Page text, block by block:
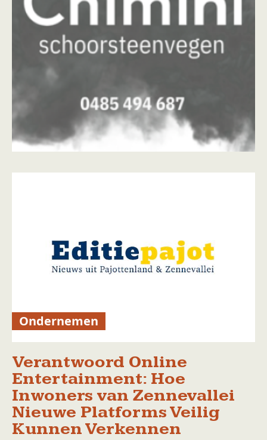
Ondernemen
Verantwoord Online
Entertainment: Hoe
Inwoners van Zennevallei
Nieuwe Platforms Veilig
Kunnen Verkennen